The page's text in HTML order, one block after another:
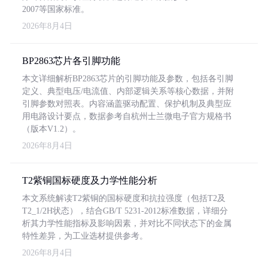
2007等国家标准。
2026年8月4日
BP2863芯片各引脚功能
本文详细解析BP2863芯片的引脚功能及参数，包括各引脚
定义、典型电压/电流值、内部逻辑关系等核心数据，并附
引脚参数对照表。内容涵盖驱动配置、保护机制及典型应
用电路设计要点，数据参考自杭州士兰微电子官方规格书
（版本V1.2）。
2026年8月4日
T2紫铜国标硬度及力学性能分析
本文系统解读T2紫铜的国标硬度和抗拉强度（包括T2及
T2_1/2H状态），结合GB/T 5231-2012标准数据，详细分
析其力学性能指标及影响因素，并对比不同状态下的金属
特性差异，为工业选材提供参考。
2026年8月4日